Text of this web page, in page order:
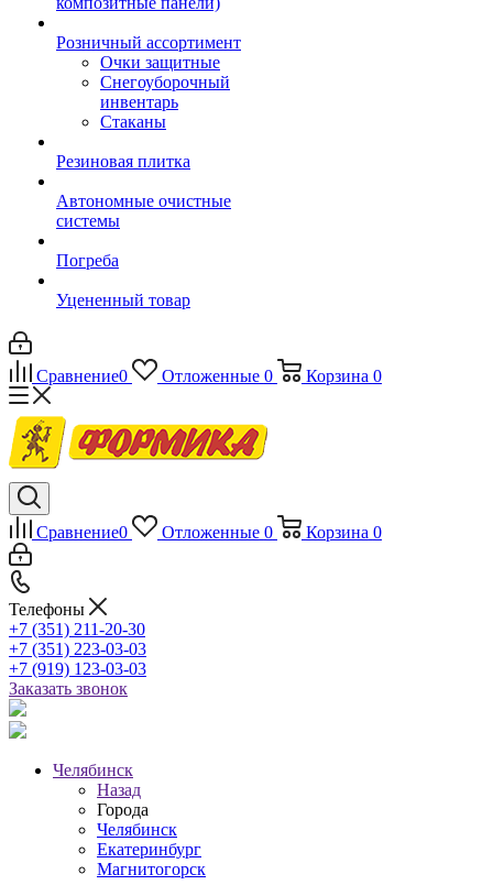
Розничный ассортимент
Очки защитные
Снегоуборочный
инвентарь
Стаканы
Резиновая плитка
Автономные очистные
системы
Погреба
Уцененный товар
Сравнение0 Отложенные 0 Корзина 0
Сравнение0 Отложенные 0 Корзина 0
Телефоны
+7 (351) 211-20-30
+7 (351) 223-03-03
+7 (919) 123-03-03
Заказать звонок
Челябинск
Назад
Города
Челябинск
Екатеринбург
Магнитогорск